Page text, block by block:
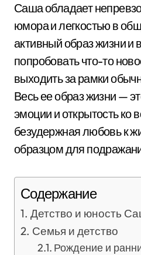
Саша обладает
юмора и легкостью в
активный образ жизни и
попробовать что-то
выходить за рамки
Весь ее образ жизни —
эмоции и открытость ко
безудержная любовь к
образцом для
Содержание
Детство и юность
Семья и детство
Рождение и